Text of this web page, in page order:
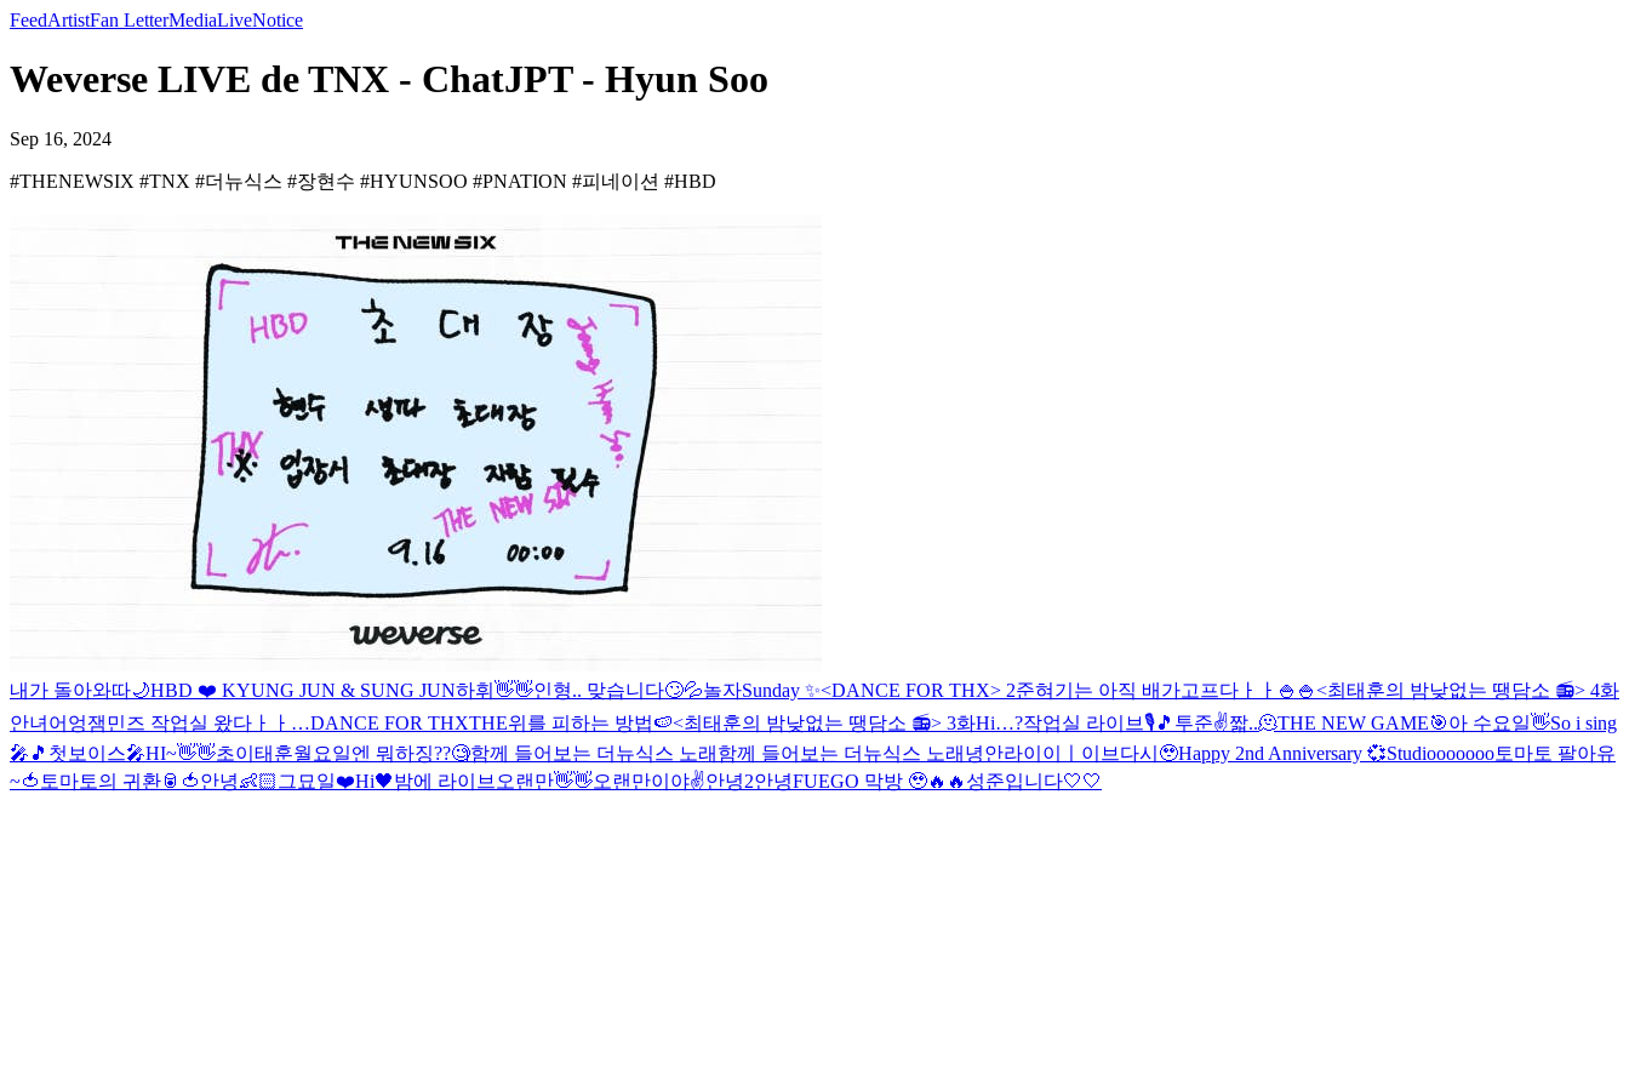
FeedArtistFan LetterMediaLiveNotice
Weverse LIVE de TNX - ChatJPT - Hyun Soo
Sep 16, 2024
#THENEWSIX #TNX #더뉴식스 #장현수 #HYUNSOO #PNATION #피네이션 #HBD
내가 돌아와따🌙HBD ❤️ KYUNG JUN & SUNG JUN하휘👋👋인형.. 맞습니다🙄💦놀자Sunday ✨<DANCE FOR THX> 2준혀기는 아직 배가고프다ㅏㅏ🍚🍚<최태훈의 밤낮없는 땡담소 📻> 4화
안녀어엉잼민즈 작업실 왔다ㅏㅏ…DANCE FOR THXTHE위를 피하는 방법🍉<최태훈의 밤낮없는 땡담소 📻> 3화Hi…?작업실 라이브🎙🎵 투준✌️짧..🫠THE NEW GAME🎯아 수요일👋So i sing
🎤🎵 첫보이스🎤HI~👋👋초이태훈월요일엔 뭐하징??🧐함께 들어보는 더뉴식스 노래 함께 들어보는 더뉴식스 노래 녕안라이이ㅣ이브 다시🥹Happy 2nd Anniversary 💞Studiooooooo토마토 팔아유
~🍅 토마토의 귀환🥫🍅안녕👶🏻 그묘일❤️Hi🖤밤에 라이브 오랜만👋👋오랜만이야✌️안녕2안녕FUEGO 막방 🥹🔥🔥 성준입니다🤍🤍